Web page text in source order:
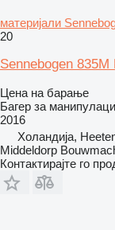
материјали
20
Sennebogen 835M
Цена на барање
Багер за
2016
Холандија,
Middeldorp
Контактирајте го